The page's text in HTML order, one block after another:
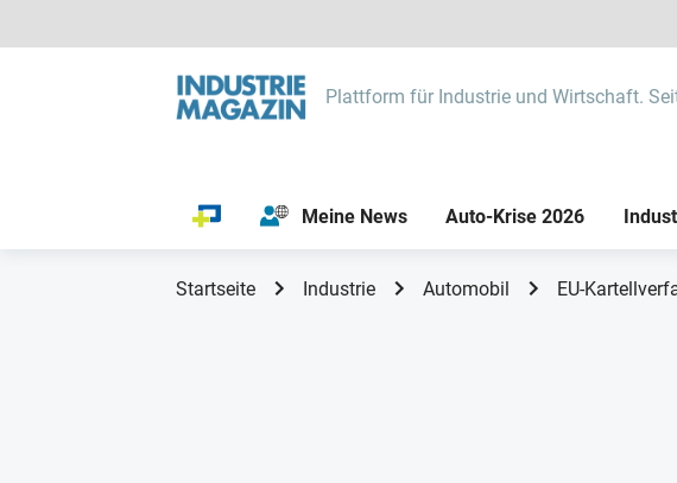
Plattform für Industrie und Wirtschaft.
Meine News Auto-Krise 2026
Startseite Industrie Automobil EU-